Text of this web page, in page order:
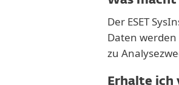
Der ESET
Daten
zu
Erhalte